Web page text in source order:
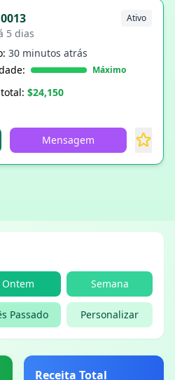
Ativo
5 dias
30 minutos atrás
Máximo
$24,150
Mensagem
Ontem Semana
Passado Personalizar
Receita Total